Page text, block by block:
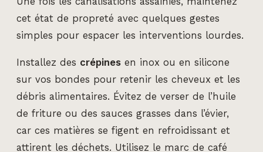
cet état de propreté avec quelques gestes
simples pour espacer les interventions lourdes.
Installez des crépines en inox ou en silicone
sur vos bondes pour retenir les cheveux et les
débris alimentaires. Évitez de verser de l’huile
de friture ou des sauces grasses dans l’évier,
car ces matières se figent en refroidissant et
attirent les déchets. Utilisez le marc de café